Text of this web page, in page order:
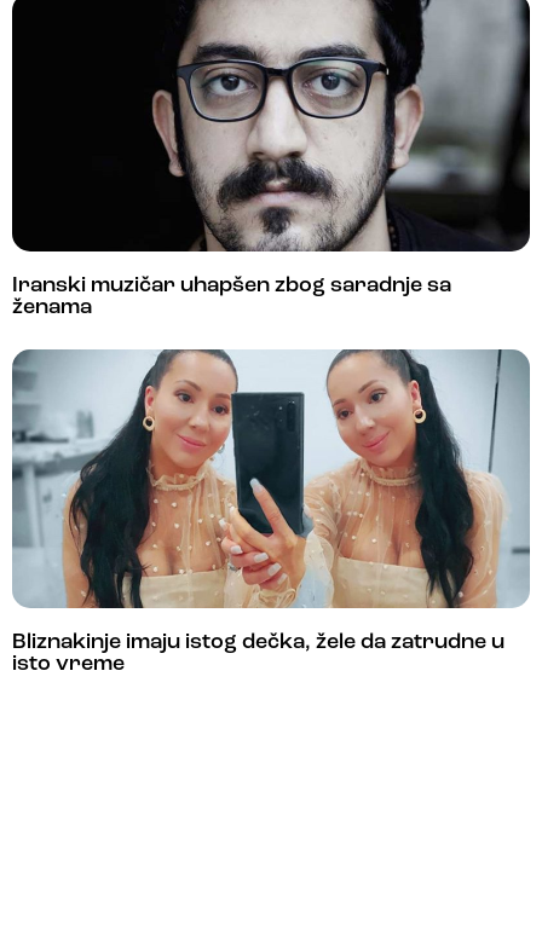
Iranski muzičar uhapšen zbog saradnje sa
ženama
Bliznakinje imaju istog dečka, žele da zatrudne u
isto vreme